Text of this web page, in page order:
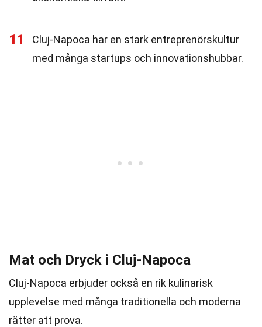
11
Cluj-Napoca har en stark entreprenörskultur
med många startups och innovationshubbar.
Mat och Dryck i Cluj-Napoca
Cluj-Napoca erbjuder också en rik kulinarisk
upplevelse med många traditionella och moderna
rätter att prova.